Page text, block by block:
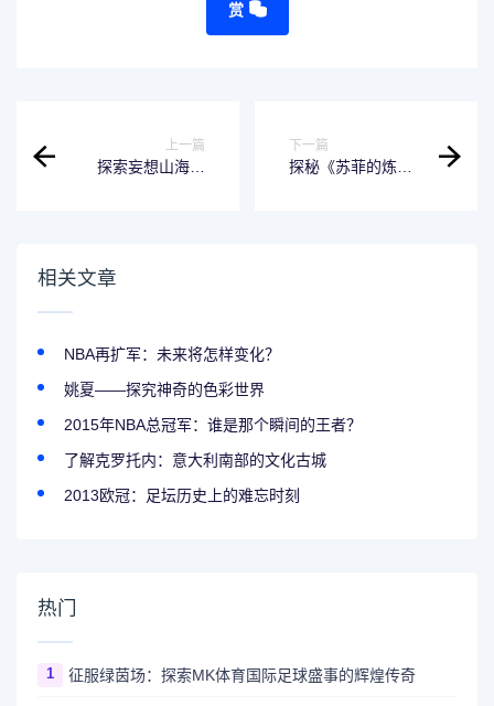
赏
上一篇
探索妄想山海家
下一篇
探秘《苏菲的炼金
相关文章
NBA再扩军：未来将怎样变化？
姚夏——探究神奇的色彩世界
2015年NBA总冠军：谁是那个瞬间的王者？
了解克罗托内：意大利南部的文化古城
2013欧冠：足坛历史上的难忘时刻
热门
1 征服绿茵场：探索MK体育国际足球盛事的辉煌传奇